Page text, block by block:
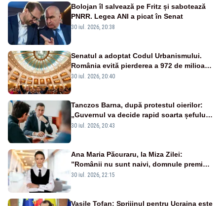
Bolojan îl salvează pe Fritz și sabotează
PNRR. Legea ANI a picat în Senat
30 iul. 2026, 20:38
Senatul a adoptat Codul Urbanismului.
România evită pierderea a 972 de milioane
de euro din PNRR
30 iul. 2026, 20:40
Tanczos Barna, după protestul oierilor:
„Guvernul va decide rapid soarta șefului
ANSVSA”
30 iul. 2026, 20:43
Ana Maria Păcuraru, la Miza Zilei:
”Românii nu sunt naivi, domnule premier
Bolojan”
30 iul. 2026, 22:15
Vasile Tofan: Sprijinul pentru Ucraina este